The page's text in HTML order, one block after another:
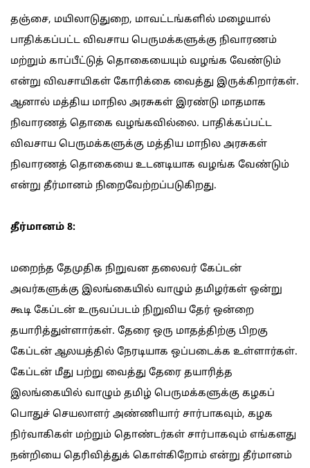
தஞ்சை, மயிலாடுதுறை, மாவட்டங்களில் மழையால்
பாதிக்கப்பட்ட விவசாய பெருமக்களுக்கு நிவாரணம்
மற்றும் காப்பீட்டுத் தொகையையும் வழங்க வேண்டும்
என்று விவசாயிகள் கோரிக்கை வைத்து இருக்கிறார்கள்.
ஆனால் மத்திய மாநில அரசுகள் இரண்டு மாதமாக
நிவாரணத் தொகை வழங்கவில்லை. பாதிக்கப்பட்ட
விவசாய பெருமக்களுக்கு மத்திய மாநில அரசுகள்
நிவாரணத் தொகையை உடனடியாக வழங்க வேண்டும்
என்று தீர்மானம் நிறைவேற்றப்படுகிறது.
தீர்மானம் 8:
மறைந்த தேமுதிக நிறுவன தலைவர் கேப்டன்
அவர்களுக்கு இலங்கையில் வாழும் தமிழர்கள் ஒன்று
கூடி கேப்டன் உருவப்படம் நிறுவிய தேர் ஒன்றை
தயாரித்துள்ளார்கள். தேரை ஒரு மாதத்திற்கு பிறகு
கேப்டன் ஆலயத்தில் நேரடியாக ஒப்படைக்க உள்ளார்கள்.
கேப்டன் மீது பற்று வைத்து தேரை தயாரித்த
இலங்கையில் வாழும் தமிழ் பெருமக்களுக்கு கழகப்
பொதுச் செயலாளர் அண்ணியார் சார்பாகவும், கழக
நிர்வாகிகள் மற்றும் தொண்டர்கள் சார்பாகவும் எங்களது
நன்றியை தெரிவித்துக் கொள்கிறோம் என்று தீர்மானம்